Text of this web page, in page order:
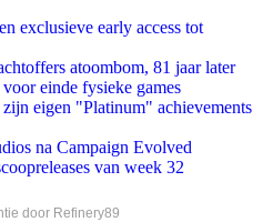
exclusieve early access tot
atoombom, 81 jaar later
einde fysieke games
eigen "Platinum" achievements
na Campaign Evolved
van week 32
door Refinery89